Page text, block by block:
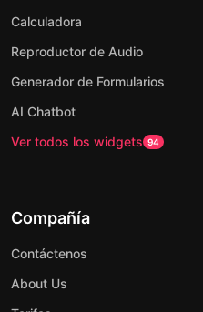
Calculadora
Reproductor de Audio
Generador de Formularios
AI Chatbot
Ver todos los widgets 94
Compañía
Contáctenos
About Us